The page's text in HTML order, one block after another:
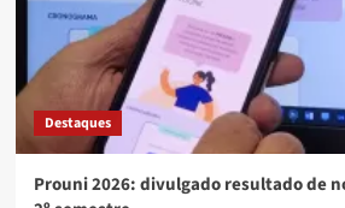
Destaques
Prouni 2026: divulgado resultado de